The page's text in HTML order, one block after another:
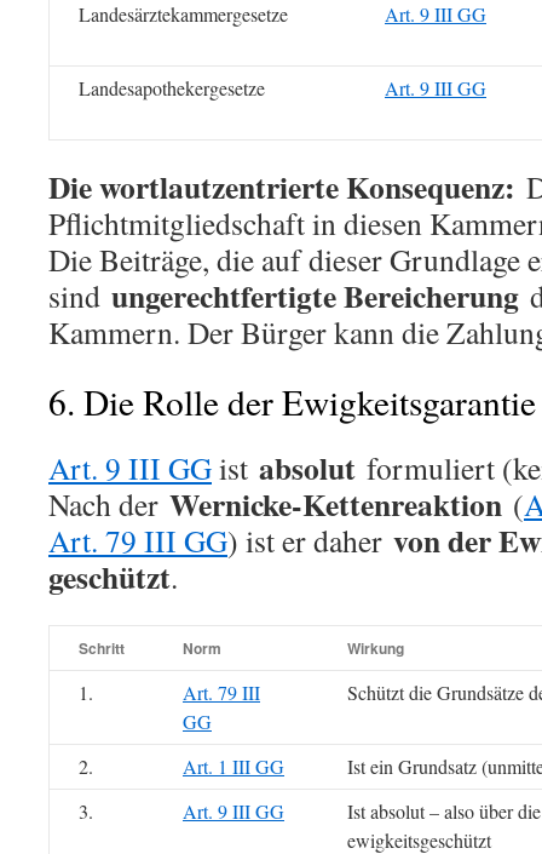
Landesärztekammergesetze Art. 9 III GG
Landesapothekergesetze Art. 9 III GG
Die wortlautzentrierte Konsequenz:
Pflichtmitgliedschaft in diesen
Die Beiträge, die auf dieser Grundlage
sind ungerechtfertigte Bereicherung
Kammern. Der Bürger kann die
6. Die Rolle der
Art. 9 III GGist absolut formuliert
Nach der Wernicke-Kettenreaktion (
Art. 79 III GG) ist er daher von der
geschützt.
Schritt Norm Wirkung
1.
Art. 79 III
GG
Schützt die Grundsätze
2. Art. 1 III GG
Ist ein Grundsatz
3.
Art. 9 III GG
Ist absolut – also über
ewigkeitsgeschützt